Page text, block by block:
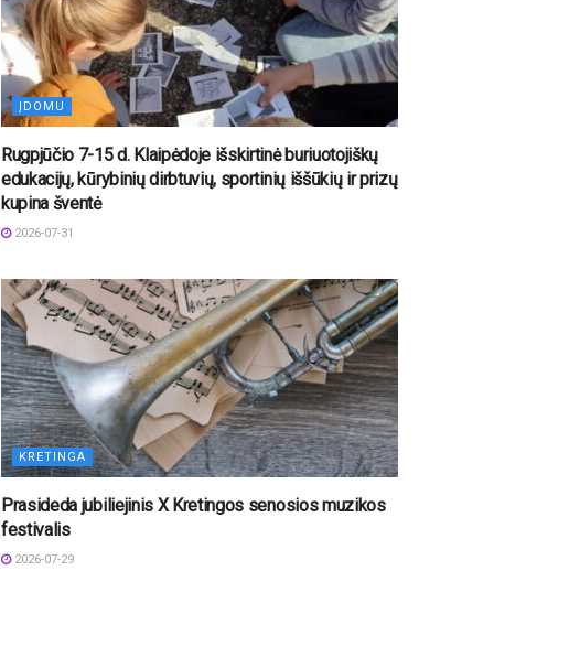
ĮDOMU
Rugpjūčio 7-15 d. Klaipėdoje išskirtinė buriuotojiškų
edukacijų, kūrybinių dirbtuvių, sportinių iššūkių ir prizų
kupina šventė
2026-07-31
KRETINGA
Prasideda jubiliejinis X Kretingos senosios muzikos
festivalis
2026-07-29